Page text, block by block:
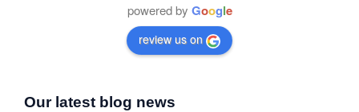
powered by Google
review us on
Our latest blog news